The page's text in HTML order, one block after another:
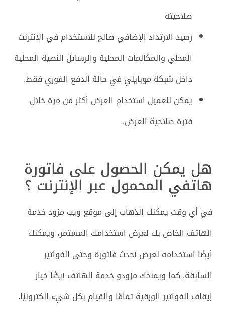
صلاحيته
رصيد الارتداد الإضافي صالح للاستخدام في الإنترنت
المحلي والمكالمات المحلية والرسائل النصية المحلية
داخل شبكة موبايلي في حالة الدفع الفوري فقط.
يمكن للعميل استخدام العرض أكثر من مرة خلال
فترة صلاحية العرض.
هل يمكن الحصول على فاتورة
هاتفي المحمول عبر الإنترنت ؟
في أي وقت يمكنك الذهاب إلى موقع ويب مزود خدمة
الهاتف الخاص بك لعرض استخدامك المستمر، ويمكنك
أيضًا استخدامه لعرض أحدث فاتورة وحتى الفواتير
السابقة. كما ويمنحك مزودو خدمة الهاتف أيضًا خيار
إيقاف الفواتير الورقية تمامًا والقيام بكل شيء إلكترونيًا.